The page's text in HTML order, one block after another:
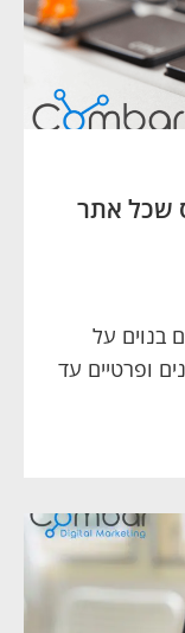
שכל אתר
בנוים על
ופרטיים עד